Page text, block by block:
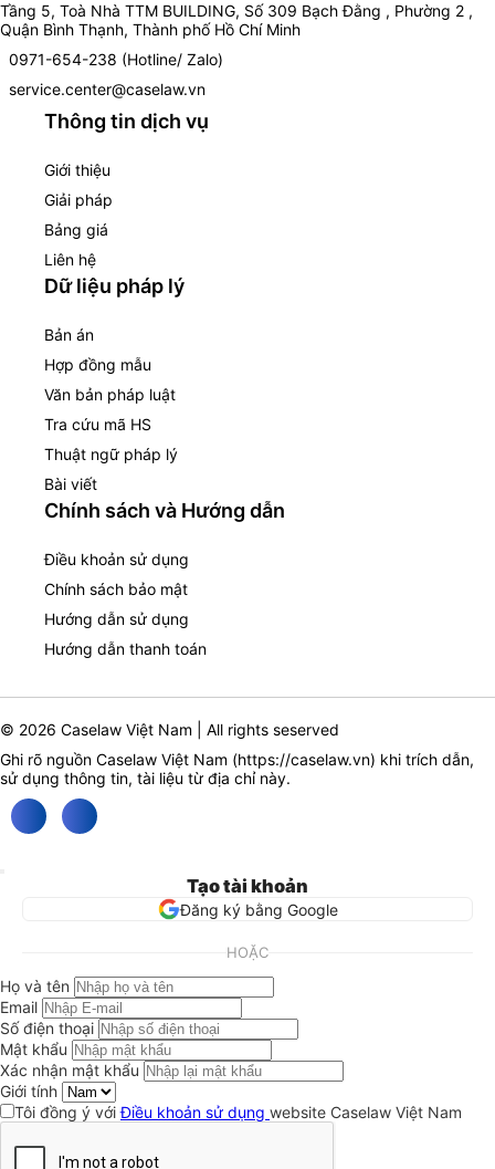
Tầng 5, Toà Nhà TTM BUILDING, Số 309 Bạch Đằng , Phường 2 ,
Quận Bình Thạnh, Thành phố Hồ Chí Minh
0971-654-238 (Hotline/ Zalo)
service.center@caselaw.vn
Thông tin dịch vụ
Giới thiệu
Giải pháp
Bảng giá
Liên hệ
Dữ liệu pháp lý
Bản án
Hợp đồng mẫu
Văn bản pháp luật
Tra cứu mã HS
Thuật ngữ pháp lý
Bài viết
Chính sách và Hướng dẫn
Điều khoản sử dụng
Chính sách bảo mật
Hướng dẫn sử dụng
Hướng dẫn thanh toán
© 2026 Caselaw Việt Nam | All rights seserved
Ghi rõ nguồn Caselaw Việt Nam (https://caselaw.vn) khi trích dẫn,
sử dụng thông tin, tài liệu từ địa chỉ này.
Tạo tài khoản
Đăng ký bằng Google
HOẶC
Họ và tên
Email
Số điện thoại
Mật khẩu
Xác nhận mật khẩu
Giới tính
Tôi đồng ý vớiĐiều khoản sử dụng website Caselaw Việt Nam